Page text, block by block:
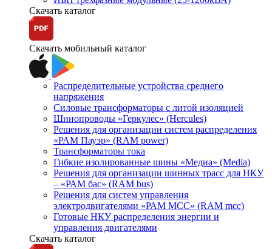
Скачать каталог
Скачать мобильный каталог
Распределительные устройства среднего
напряжения
Силовые трансформаторы с литой изоляцией
Шинопроводы «Геркулес» (Hercules)
Решения для организации систем распределения
«РАМ Пауэр» (RAM power)
Трансформаторы тока
Гибкие изолированные шины «Медиа» (Media)
Решения для организации шинных трасс для НКУ
– «РАМ бас» (RAM bus)
Решения для систем управления
электродвигателями «РАМ МСС» (RAM mcc)
Готовые НКУ распределения энергии и
управления двигателями
Скачать каталог